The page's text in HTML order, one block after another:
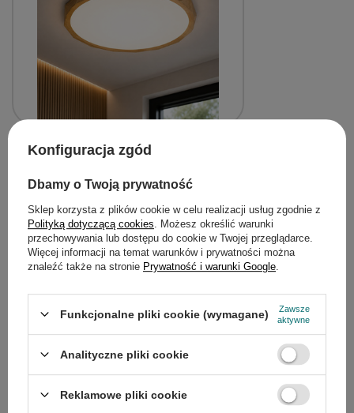
Plafon LED Cadix okrągły 38,5 cm 4000K biały
drewniany IP20
90,50 zł / szt.
Najniższa cena z 30 dni przed obniżką:
180,99 zł-50%
Z naszego bloga
Konfiguracja zgód
Dbamy o Twoją prywatność
Sklep korzysta z plików cookie w celu realizacji usług zgodnie z
Polityką dotyczącą cookies . Możesz określić warunki
przechowywania lub dostępu do cookie w Twojej przeglądarce.
Więcej informacji na temat warunków i prywatności można
znaleźć także na stronie Prywatność i warunki Google
Funkcjonalne pliki cookie (wymagane)
Zawsze
aktywne
Analityczne pliki cookie
Reklamowe pliki cookie